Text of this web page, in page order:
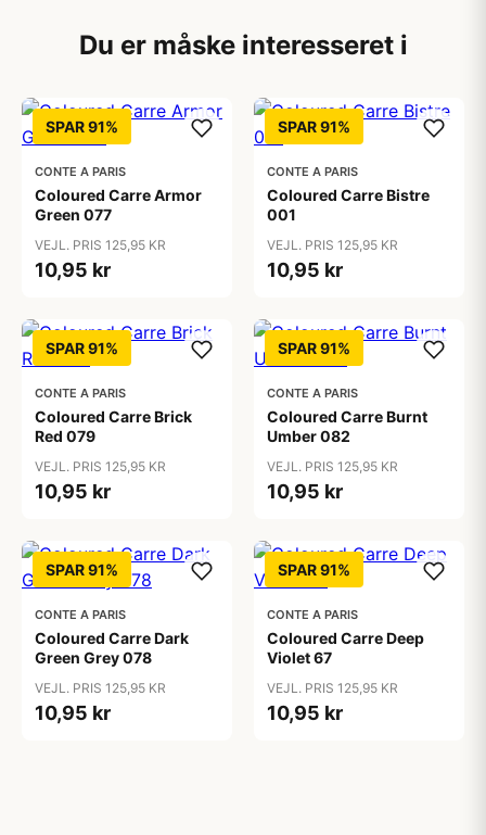
Du er måske interesseret i
SPAR 91%
CONTE A PARIS
Coloured Carre Armor
Green 077
VEJL. PRIS 125,95 KR
10,95 kr
SPAR 91%
CONTE A PARIS
Coloured Carre Bistre
001
VEJL. PRIS 125,95 KR
10,95 kr
SPAR 91%
CONTE A PARIS
Coloured Carre Brick
Red 079
VEJL. PRIS 125,95 KR
10,95 kr
SPAR 91%
CONTE A PARIS
Coloured Carre Burnt
Umber 082
VEJL. PRIS 125,95 KR
10,95 kr
SPAR 91%
CONTE A PARIS
Coloured Carre Dark
Green Grey 078
VEJL. PRIS 125,95 KR
10,95 kr
SPAR 91%
CONTE A PARIS
Coloured Carre Deep
Violet 67
VEJL. PRIS 125,95 KR
10,95 kr